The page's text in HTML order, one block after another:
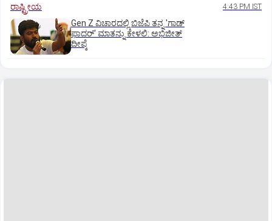
ರಾಷ್ಟ್ರೀಯ 4:43 PM IST
Gen Z ವಿಚಾರದಲ್ಲಿ ಬಿಜೆಪಿ ತನ್ನ 'ಗಾಡ್
ಫಾದರ್' ಮಾತನ್ನು ಕೇಳಲಿ: ಅಭಿಜೀತ್
ದೀಪ್ಕೆ